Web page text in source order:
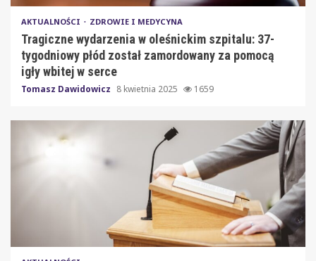
AKTUALNOŚCI ZDROWIE I MEDYCYNA
Tragiczne wydarzenia w oleśnickim szpitalu: 37-
tygodniowy płód został zamordowany za pomocą
igły wbitej w serce
Tomasz Dawidowicz 8 kwietnia 2025 1659